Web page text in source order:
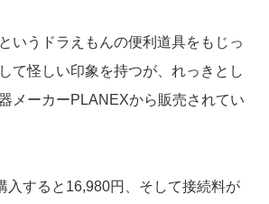
いうドラえもんの便利道具をもじっ
て怪しい印象を持つが、れっきとし
メーカーPLANEXから販売されてい
入すると16,980円、そして接続料が